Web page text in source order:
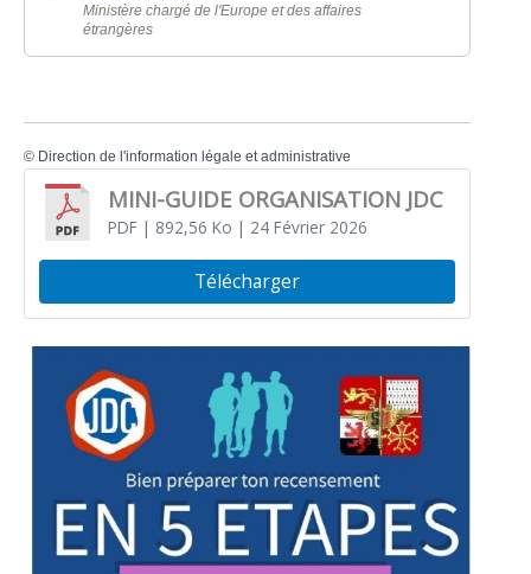
Ministère chargé de l'Europe et des affaires
étrangères
© Direction de l'information légale et administrative
MINI-GUIDE ORGANISATION JDC
PDF| 892,56 Ko | 24 Février 2026
Télécharger